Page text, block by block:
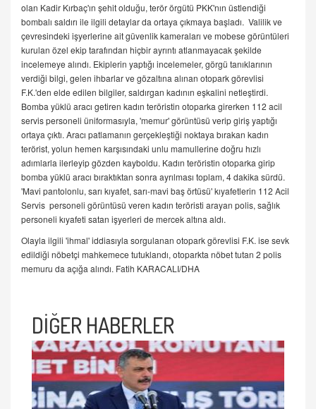
olan Kadir Kırbaç'ın şehit olduğu, terör örgütü PKK'nın üstlendiği
bombalı saldırı ile ilgili detaylar da ortaya çıkmaya başladı. Valilik ve
çevresindeki işyerlerine ait güvenlik kameraları ve mobese görüntüleri
kurulan özel ekip tarafından hiçbir ayrıntı atlanmayacak şekilde
incelemeye alındı. Ekiplerin yaptığı incelemeler, görgü tanıklarının
verdiği bilgi, gelen ihbarlar ve gözaltına alınan otopark görevlisi
F.K.'den elde edilen bilgiler, saldırgan kadının eşkalini netleştirdi.
Bomba yüklü aracı getiren kadın teröristin otoparka girerken 112 acil
servis personeli üniformasıyla, 'memur' görüntüsü verip giriş yaptığı
ortaya çıktı. Aracı patlamanın gerçekleştiği noktaya bırakan kadın
terörist, yolun hemen karşısındaki unlu mamullerine doğru hızlı
adımlarla ilerleyip gözden kayboldu. Kadın teröristin otoparka girip
bomba yüklü aracı bıraktıktan sonra ayrılması toplam, 4 dakika sürdü.
'Mavi pantolonlu, sarı kıyafet, sarı-mavi baş örtüsü' kıyafetlerin 112 Acil
Servis personeli görüntüsü veren kadın teröristi arayan polis, sağlık
personeli kıyafeti satan işyerleri de mercek altına aldı.
Olayla ilgili 'ihmal' iddiasıyla sorgulanan otopark görevlisi F.K. ise sevk
edildiği nöbetçi mahkemece tutuklandı, otoparkta nöbet tutan 2 polis
memuru da açığa alındı. Fatih KARACALI/DHA
DİĞER HABERLER